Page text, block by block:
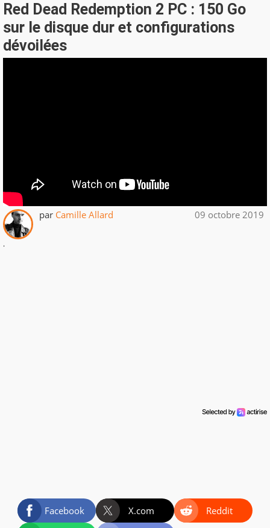
Red Dead Redemption 2 PC : 150 Go
sur le disque dur et configurations
dévoilées
par Camille Allard 09 octobre 2019
.
Facebook X.com
Reddit